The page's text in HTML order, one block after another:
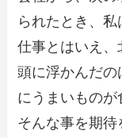
られたとき、私
仕事とはいえ、
頭に浮かんだの
にうまいものが
そんな事を期待